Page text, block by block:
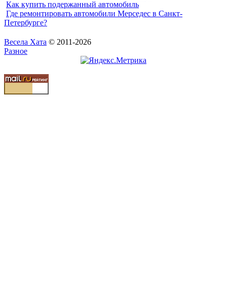
Как купить подержанный автомобиль
Где ремонтировать автомобили Мерседес в Санкт-
Петербурге?
Весела Хата © 2011-2026
Разное